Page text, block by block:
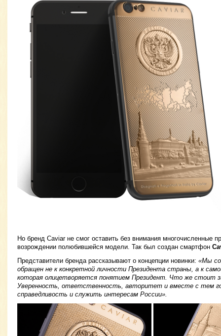
Но бренд Caviar не смог оставить без внимания многочисленные
возрождении полюбившейся модели. Так был создан смартфон
Представители бренда рассказывают о концепции новинки: «Мы
обращен не к конкретной личности Президента страны, а к
которая олицетворяется понятием Президент. Что же стоит
Уверенность, ответственность, авторитет и вместе с тем
справедливость и служить интересам России».